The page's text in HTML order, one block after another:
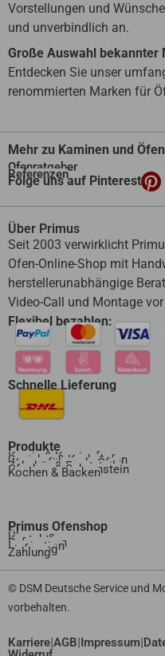
Vorstellungen und
und unverbindlich an.
Große Auswahl bekannter
Entdecken Sie unser
renommierten Marken für
Mehr zu Kaminen und
Ofenratgeber
Referenzen
Folge uns auf Pinterest
Über Primus
Seit 2003 verwirklicht
Ofen-Online-Shop mit
herstellerunabhängige
Video-Call und Montage vor
Flexibel bezahlen:
Schnelle Lieferung
Produkte
Kamin & Kaminofen
Speicher & Kachelofen
Wasserführende Öfen
Zubehör & Ersatzteile
Ofenbau & Schornstein
Kochen & Backen
Primus Ofenshop
Über uns
Kontakt
Referenzen
Inspiration
Lieferung
Zahlung
© DSM Deutsche Service und
vorbehalten.
Karriere|AGB| Impressum|